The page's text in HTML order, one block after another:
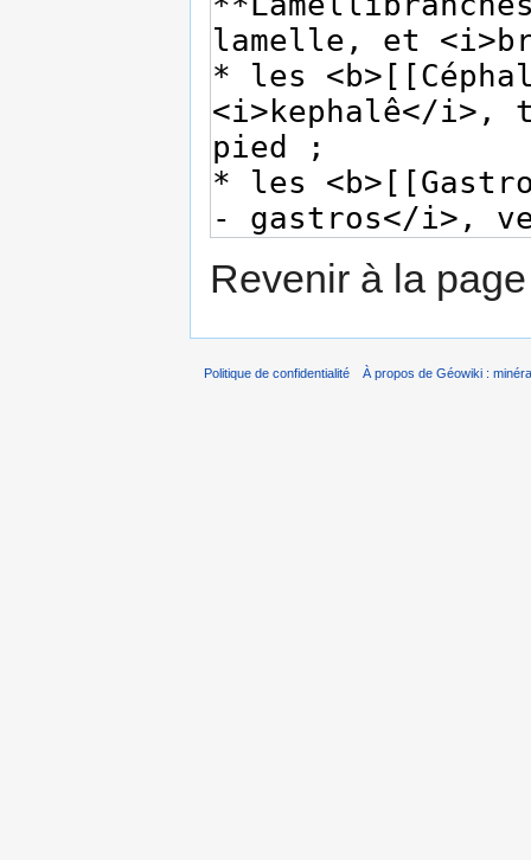
Revenir à la
Politique de confidentialité À propos de Géowiki :